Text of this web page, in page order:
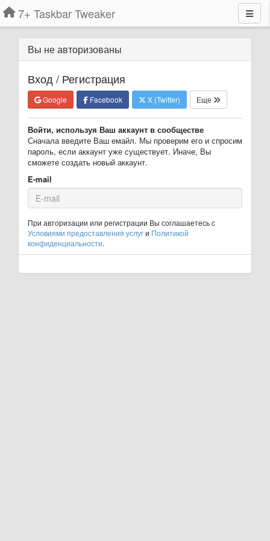
7+ Taskbar Tweaker
Вы не авторизованы
Вход / Регистрация
Google Facebook X (Twitter) Еще
Войти, используя Ваш аккаунт в сообществе
Сначала введите Ваш емайл. Мы проверим его и спросим
пароль, если аккаунт уже существует. Иначе, Вы
сможете создать новый аккаунт.
E-mail
При авторизации или регистрации Вы соглашаетесь с
Условиями предоставления услуги Политикой
конфиденциальности.